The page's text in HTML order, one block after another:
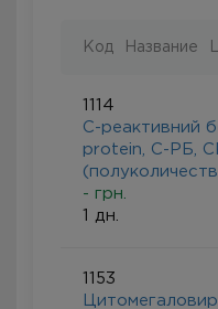
Код Название
1114
С-реактивний
protein, С-РБ,
- грн.
1 дн.
1153